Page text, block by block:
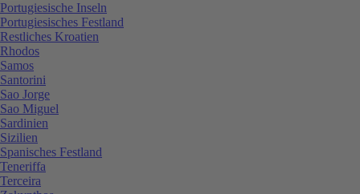
Portugiesische Inseln
Portugiesisches Festland
Restliches Kroatien
Rhodos
Samos
Santorini
Sao Jorge
Sao Miguel
Sardinien
Sizilien
Spanisches Festland
Teneriffa
Terceira